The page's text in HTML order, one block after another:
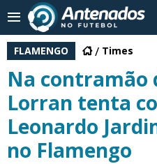
FLAMENGO Times
Na contramão
Lorran tenta
Leonardo
no Flamengo